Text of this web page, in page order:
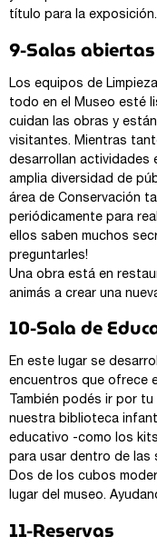
título para la exposición.
9-Salas
Los equipos de
todo en el Museo esté
cuidan las obras y
visitantes. Mientras
desarrollan actividades
amplia diversidad de
área de Conservación
periódicamente para
ellos saben muchos
preguntarles!
Una obra está en
animás a crear una
10-Sala de
En este lugar se
encuentros que ofrece
También podés ir por
nuestra biblioteca
educativo -como los
para usar dentro de las
Dos de los cubos
lugar del museo.
11-Reservas